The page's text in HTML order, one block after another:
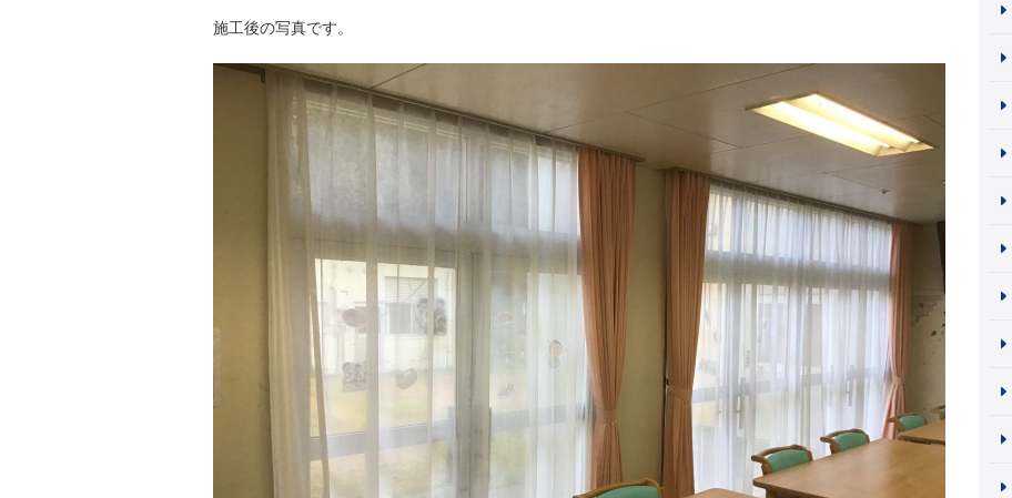
施工後の写真です。